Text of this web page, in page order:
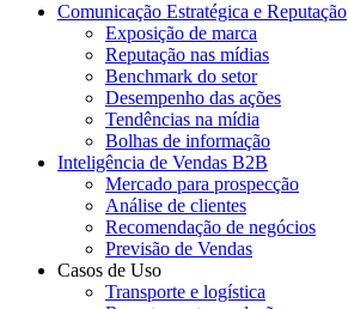
Comunicação Estratégica e Reputação
Exposição de marca
Reputação nas mídias
Benchmark do setor
Desempenho das ações
Tendências na mídia
Bolhas de informação
Inteligência de Vendas B2B
Mercado para prospecção
Análise de clientes
Recomendação de negócios
Previsão de Vendas
Casos de Uso
Transporte e logística